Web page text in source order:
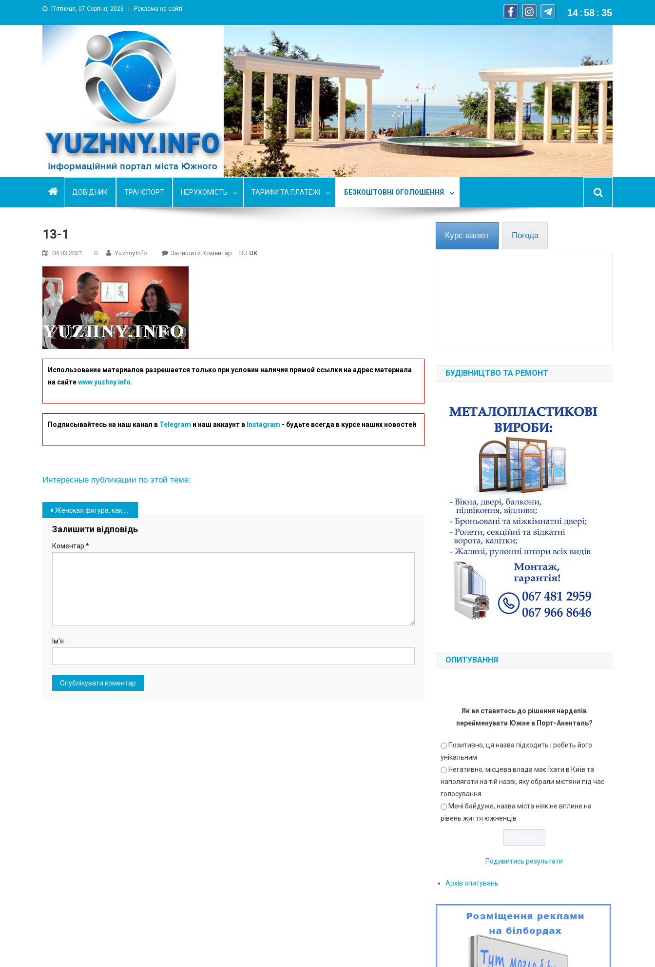
П’ятниця, 07 Серпня, 2026 Реклама на сайті 14 :58 : 36
YUZHNY.INFO
информационный портал города Южный
ДОВІДНИК ТРАНСПОРТ НЕРУХОМІСТЬ ТАРИФИ ТА ПЛАТЕЖІ БЕЗКОШТОВНІ ОГОЛОШЕННЯ
13-1
04.03.2021 0 Yuzhny.info Залишити Коментар RU UK
Использование материалов разрешается только при условии наличия прямой ссылки на адрес материала
на сайтеwww.yuzhny.info.
Подписывайтесь на наш канал в Telegram и наш аккаунт в Instagram - будьте всегда в курсе наших новостей
Интересные публикации по этой теме:
Навігація
записів
Женская фигура, как совершенство: в Южном впервые представили «Метаморфозы формы»
Залишити відповідь
Коментар *
Ім'я
Курс валют Погода
БУДІВНИЦТВО ТА РЕМОНТ
ОПИТУВАННЯ
Як ви ставитесь до рішення нардепів
перейменувати Южне в Порт-Аненталь?
Позитивно, ця назва підходить і робить його
унікальним
Негативно, місцева влада має їхати в Київ та
наполягати на тій назві, яку обрали містяни під час
голосування
Мені байдуже, назва міста ніяк не вплине на
рівень життя южненців
Подивитись результати
Архів опитувань